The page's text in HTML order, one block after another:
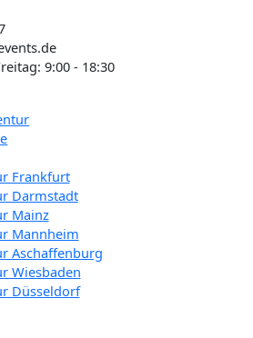
9:00 - 18:30
Frankfurt
Darmstadt
Mainz
Mannheim
Aschaffenburg
Wiesbaden
Düsseldorf